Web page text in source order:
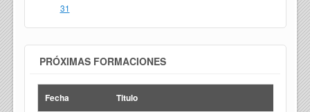
31
PRÓXIMAS FORMACIONES
Fecha Titulo